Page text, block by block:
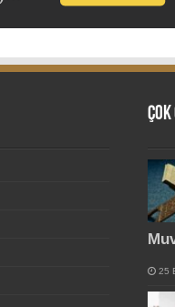
25